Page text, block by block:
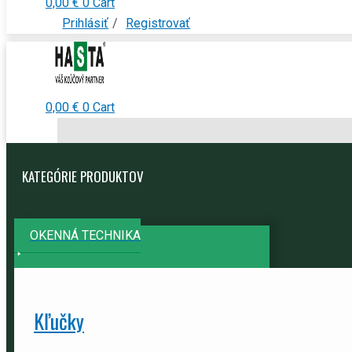
Prihlásiť / Registrovať
0,00 € 0 Cart
KATEGÓRIE PRODUKTOV
OKENNÁ TECHNIKA
Kľučky